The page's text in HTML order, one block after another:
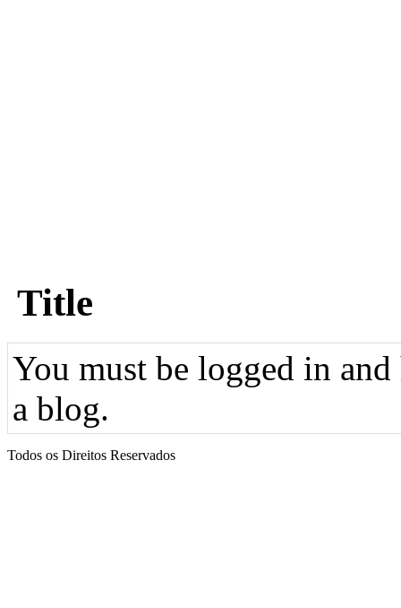
Title
You must be logged in
a blog.
Todos os Direitos Reservados